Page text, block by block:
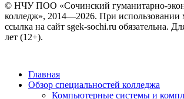
© НЧУ ПОО «Сочинский гуманитарно-
колледж», 2014—2026. При использовании
ссылка на сайт sgek-sochi.ru обязательна.
лет (12+).
Главная
Обзор специальностей колледжа
Компьютерные системы и